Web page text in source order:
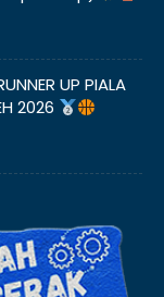
UP PIALA
2026